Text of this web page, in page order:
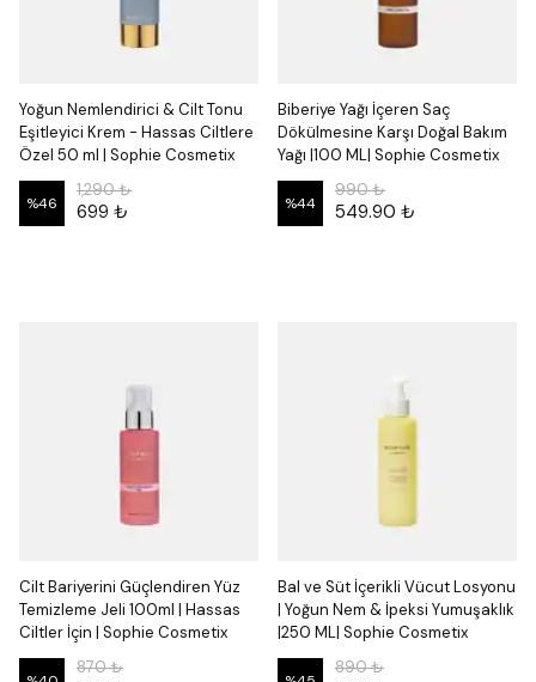
Yoğun Nemlendirici & Cilt Tonu
Eşitleyici Krem - Hassas Ciltlere
Özel 50 ml | Sophie Cosmetix
%46
1,290 ₺
699 ₺
Biberiye Yağı İçeren Saç
Dökülmesine Karşı Doğal Bakım
Yağı |100 ML| Sophie Cosmetix
%44
990 ₺
549.90 ₺
Cilt Bariyerini Güçlendiren Yüz
Temizleme Jeli 100ml | Hassas
Ciltler İçin | Sophie Cosmetix
870 ₺
Bal ve Süt İçerikli Vücut Losyonu
| Yoğun Nem & İpeksi Yumuşaklık
|250 ML| Sophie Cosmetix
890 ₺